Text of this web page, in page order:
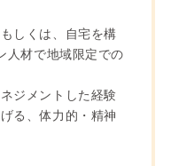
しくは、自宅を構
材で地域限定での
ジメントした経験
る、体力的・精神